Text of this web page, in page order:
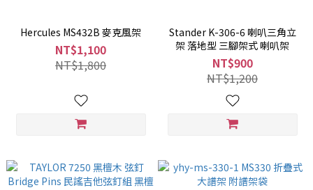
Hercules MS432B 麥克風架
NT$1,100
NT$1,800
Stander K-306-6 喇叭三角立
架 落地型 三腳架式 喇叭架
NT$900
NT$1,200